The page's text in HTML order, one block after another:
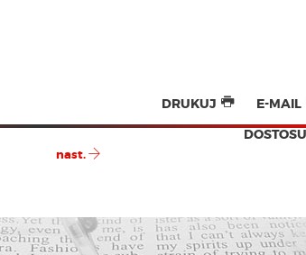
E-MAIL
DRUKUJ
nast.